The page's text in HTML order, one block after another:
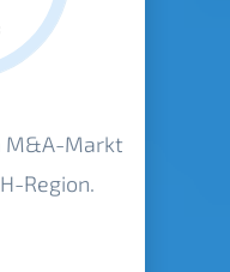
M&A-Markt
Region.